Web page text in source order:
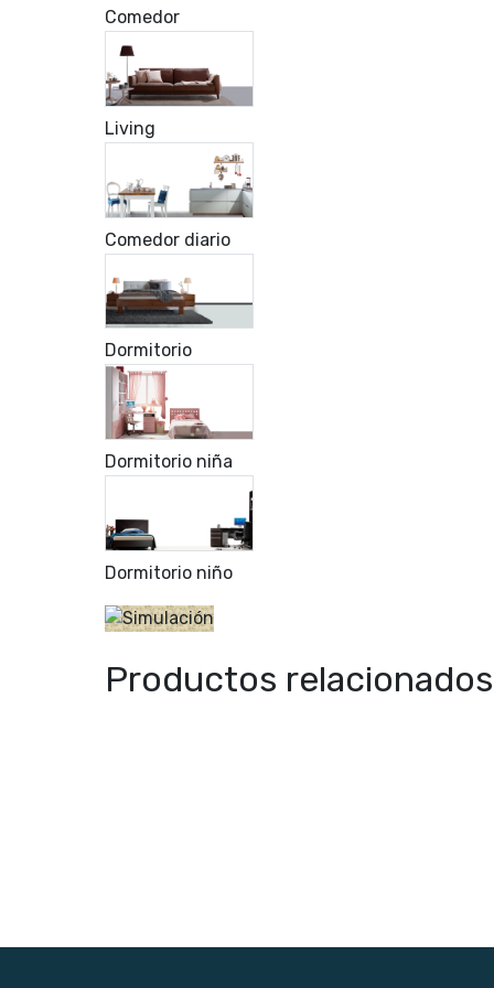
Comedor
Living
Comedor diario
Dormitorio
Dormitorio niña
Dormitorio niño
Productos relacionados